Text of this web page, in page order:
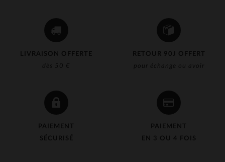
LIVRAISON OFFERTE
dès 50 €
RETOUR 90J OFFERT
pour échange ou avoir
PAIEMENT
SÉCURISÉ
PAIEMENT
EN 3 OU 4 FOIS